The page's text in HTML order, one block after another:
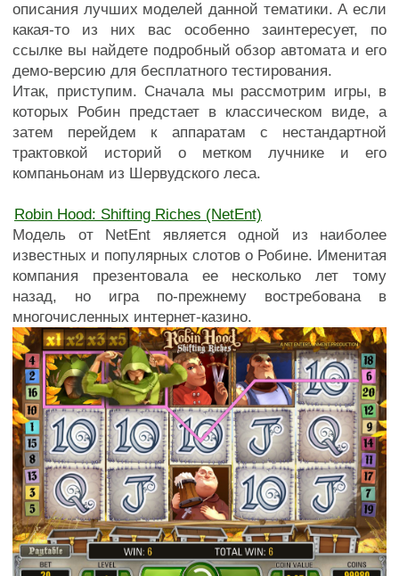
описания лучших моделей данной тематики. А если
какая-то из них вас особенно заинтересует, по
ссылке вы найдете подробный обзор автомата и его
демо-версию для бесплатного тестирования.
Итак, приступим. Сначала мы рассмотрим игры, в
которых Робин предстает в классическом виде, а
затем перейдем к аппаратам с нестандартной
трактовкой историй о метком лучнике и его
компаньонам из Шервудского леса.
Robin Hood: Shifting Riches (NetEnt)
Модель от NetEnt является одной из наиболее
известных и популярных слотов о Робине. Именитая
компания презентовала ее несколько лет тому
назад, но игра по-прежнему востребована в
многочисленных интернет-казино.